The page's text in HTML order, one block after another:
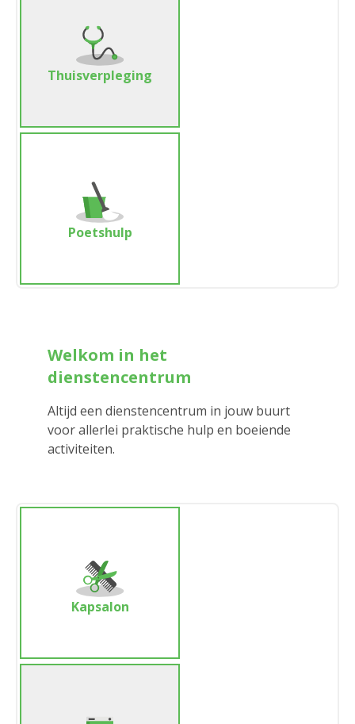
Thuisverpleging
Poetshulp
Welkom in het
dienstencentrum
Altijd een dienstencentrum in jouw buurt
voor allerlei praktische hulp en boeiende
activiteiten.
Kapsalon